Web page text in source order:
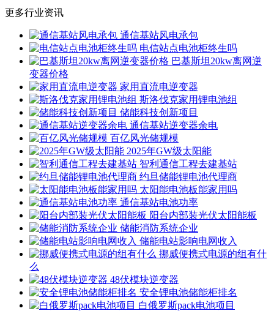
更多行业资讯
通信基站风电承包
电信站点电池柜终生吗
巴基斯坦20kw离网逆
变器价格
家用直流电逆变器
斯洛伐克家用锂电池组
储能科技创新项目
通信基站逆变器余电
百亿风光储规模
2025年GW级太阳能
智利通信工程去建基站
约旦储能锂电池代理商
太阳能电池板能家用吗
通信基站电池功率
阳台内部装光伏太阳能板
储能消防系统企业
储能电站影响电网收入
挪威便携式电源的组有什
么
48伏模块逆变器
安全锂电池储能柜排名
白俄罗斯pack电池项目